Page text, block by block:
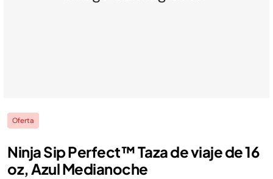
Oferta
Ninja Sip Perfect™ Taza de viaje de 16
oz, Azul Medianoche